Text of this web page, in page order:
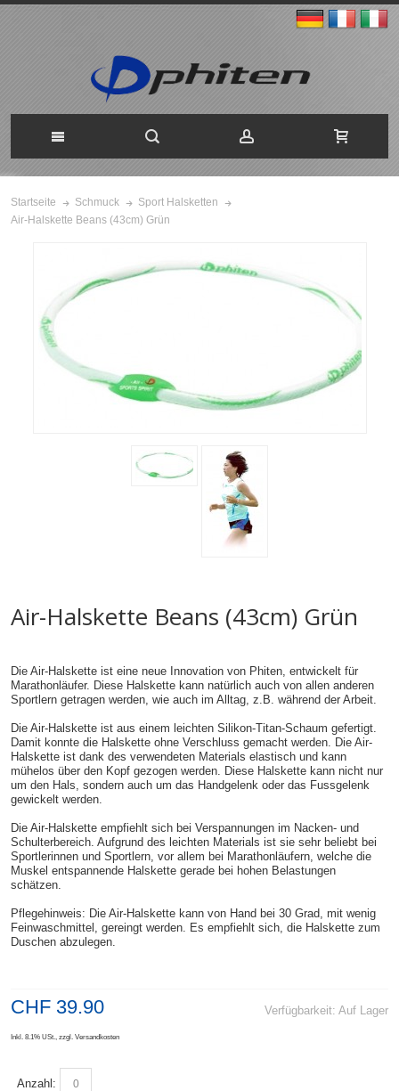
Startseite Schmuck
Sport Halsketten
Air-Halskette Beans (43cm) Grün
Air-Halskette Beans (43cm) Grün
Die Air-Halskette ist eine neue Innovation von Phiten, entwickelt für
Marathonläufer. Diese Halskette kann natürlich auch von allen anderen
Sportlern getragen werden, wie auch im Alltag, z.B. während der Arbeit.
Die Air-Halskette ist aus einem leichten Silikon-Titan-Schaum gefertigt.
Damit konnte die Halskette ohne Verschluss gemacht werden. Die Air-
Halskette ist dank des verwendeten Materials elastisch und kann
mühelos über den Kopf gezogen werden. Diese Halskette kann nicht nur
um den Hals, sondern auch um das Handgelenk oder das Fussgelenk
gewickelt werden.
Die Air-Halskette empfiehlt sich bei Verspannungen im Nacken- und
Schulterbereich. Aufgrund des leichten Materials ist sie sehr beliebt bei
Sportlerinnen und Sportlern, vor allem bei Marathonläufern, welche die
Muskel entspannende Halskette gerade bei hohen Belastungen
schätzen.
Pflegehinweis: Die Air-Halskette kann von Hand bei 30 Grad, mit wenig
Feinwaschmittel, gereingt werden. Es empfiehlt sich, die Halskette zum
Duschen abzulegen.
Verfügbarkeit: Auf Lager
CHF 39.90
Inkl. 8.1% USt. zzgl. Versandkosten
Anzahl: